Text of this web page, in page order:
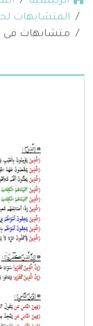
المتشابهات
متشابهات فى